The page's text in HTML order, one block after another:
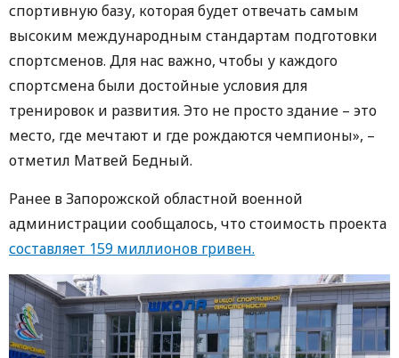
спортивную базу, которая будет отвечать самым
высоким международным стандартам подготовки
спортсменов. Для нас важно, чтобы у каждого
спортсмена были достойные условия для
тренировок и развития. Это не просто здание – это
место, где мечтают и где рождаются чемпионы», –
отметил Матвей Бедный.
Ранее в Запорожской областной военной
администрации сообщалось, что стоимость проекта
составляет 159 миллионов гривен.